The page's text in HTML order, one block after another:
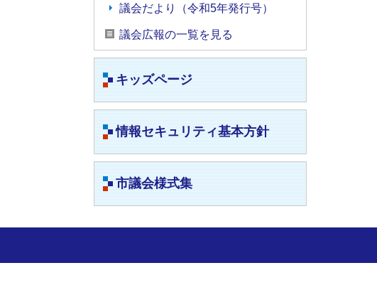
議会だより（令和5年発行号）
議会広報の一覧を見る
キッズページ
情報セキュリティ基本方針
市議会様式集